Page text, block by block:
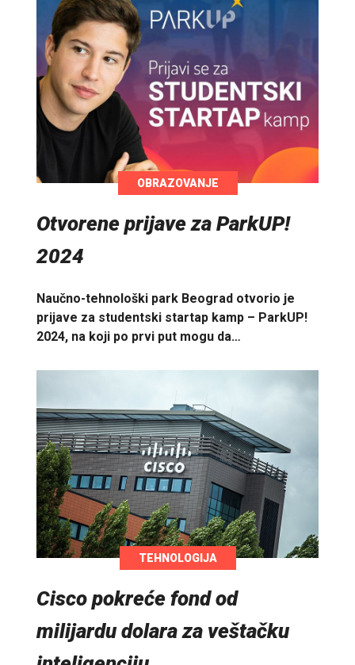
OBRAZOVANJE
Otvorene prijave za ParkUP!
2024
Naučno-tehnološki park Beograd otvorio je
prijave za studentski startap kamp – ParkUP!
2024, na koji po prvi put mogu da…
TEHNOLOGIJA
Cisco pokreće fond od
milijardu dolara za veštačku